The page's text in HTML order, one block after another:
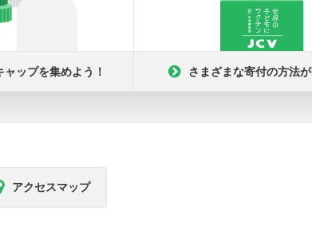
ップを集めよう！ さまざまな寄付の方法
アクセスマップ